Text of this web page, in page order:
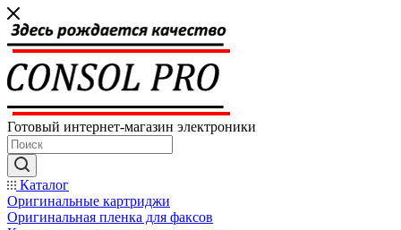
Готовый интернет-магазин электроники
Каталог
Оригинальные картриджи
Оригинальная пленка для факсов